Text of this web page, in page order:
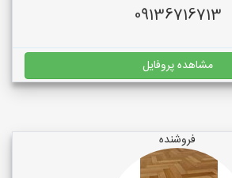
09136716713
مشاهده پروفایل
فروشنده